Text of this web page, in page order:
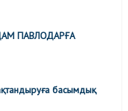
ПАВЛОДАРҒА
басымдық